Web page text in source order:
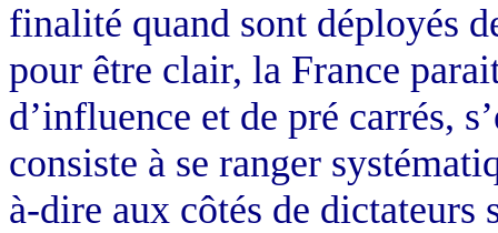
finalité quand sont déployés
pour être clair, la France
d’influence et de pré carrés,
consiste à se ranger
à-dire aux côtés de